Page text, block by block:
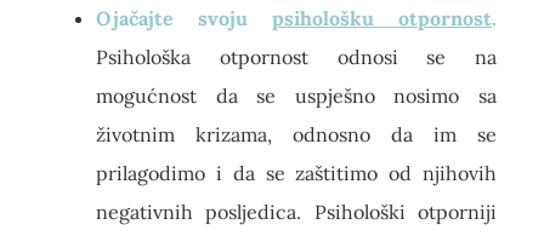
Ojačajte svojupsihološku otpornost.
Psihološka otpornost odnosi se na
mogućnost da se uspješno nosimo sa
životnim krizama, odnosno da im se
prilagodimo i da se zaštitimo od njihovih
negativnih posljedica. Psihološki otporniji